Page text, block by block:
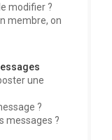
modifier ?
membre, on
une
?
messages ?